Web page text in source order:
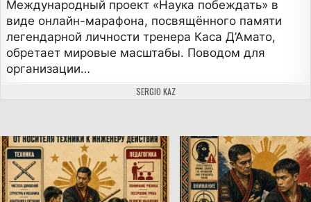
Международный проект «Наука побеждать» в
виде онлайн-марафона, посвящённого памяти
легендарной личности тренера Каса Д’Амато,
обретает мировые масштабы. Поводом для
организации…
АВТОР:
SERGIO KAZ